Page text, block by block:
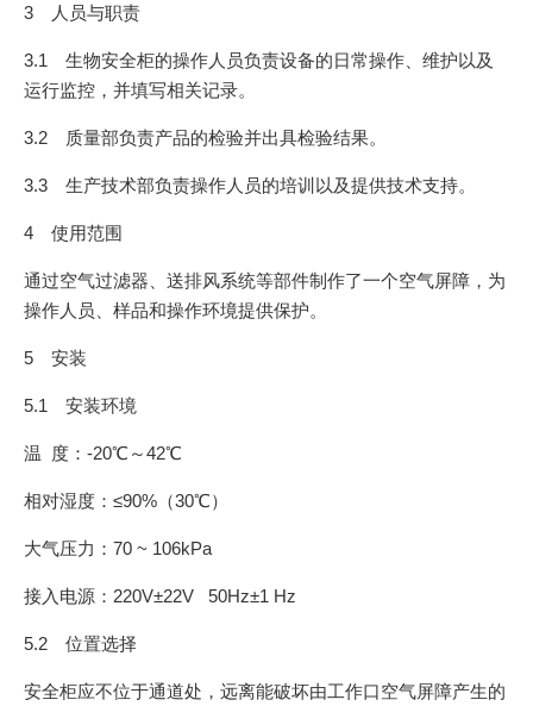
3 人员与职责
3.1 生物安全柜的操作人员负责设备的日常操作、维护以及
运行监控，并填写相关记录。
3.2 质量部负责产品的检验并出具检验结果。
3.3 生产技术部负责操作人员的培训以及提供技术支持。
4 使用范围
通过空气过滤器、送排风系统等部件制作了一个空气屏障，为
操作人员、样品和操作环境提供保护。
5 安装
5.1 安装环境
温 度：-20℃～42℃
相对湿度：≤90%（30℃）
大气压力：70 ~ 106kPa
接入电源：220V±22V 50Hz±1 Hz
5.2 位置选择
安全柜应不位于通道处，远离能破坏由工作口空气屏障产生的